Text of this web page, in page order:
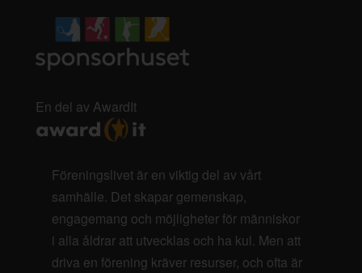
En del av AwardIt
Föreningslivet är en viktig del av vårt
samhälle. Det skapar gemenskap,
engagemang och möjligheter för människor
i alla åldrar att utvecklas och ha kul. Men att
driva en förening kräver resurser, och ofta är